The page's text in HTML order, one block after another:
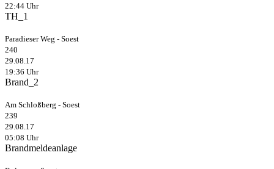
22:44 Uhr
TH_1
Paradieser Weg - Soest
240
29.08.17
19:36 Uhr
Brand_2
Am Schloßberg - Soest
239
29.08.17
05:08 Uhr
Brandmeldeanlage